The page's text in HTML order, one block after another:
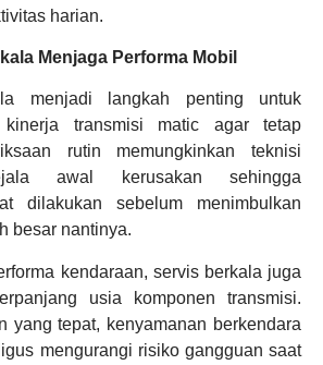
harian.
Menjaga Performa Mobil
menjadi langkah penting untuk
kinerja transmisi matic agar tetap
rutin memungkinkan teknisi
awal kerusakan sehingga
dilakukan sebelum menimbulkan
besar nantinya.
kendaraan, servis berkala juga
usia komponen transmisi.
yang tepat, kenyamanan berkendara
mengurangi risiko gangguan saat